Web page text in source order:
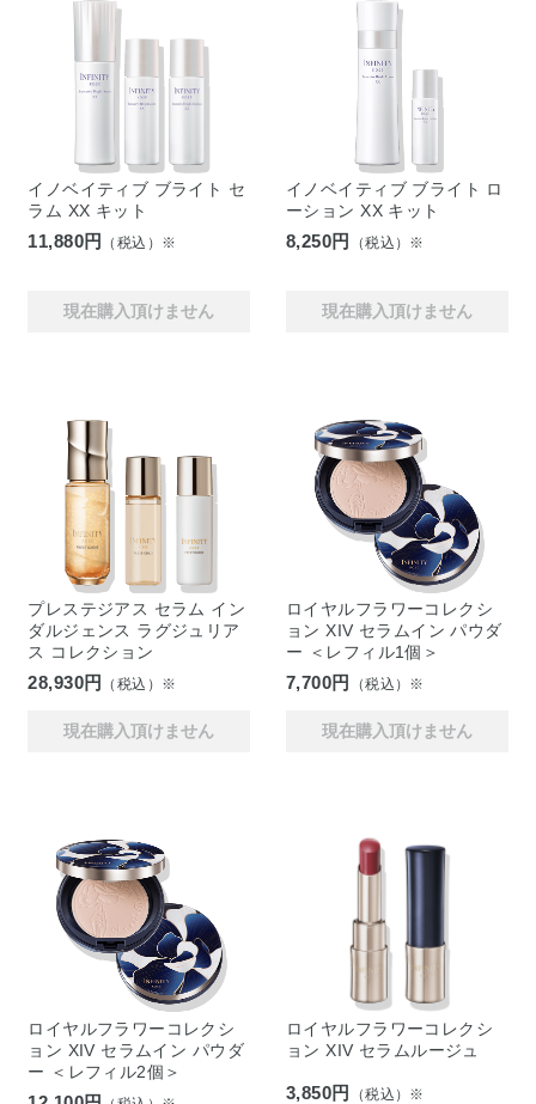
イノベイティブ ブライト セ
ラム XX キット
11,880円 （税込）※
現在購入頂けません
イノベイティブ ブライト ロ
ーション XX キット
8,250円 （税込）※
現在購入頂けません
プレステジアス セラム イン
ダルジェンス ラグジュリア
ス コレクション
28,930円 （税込）※
現在購入頂けません
ロイヤルフラワーコレクシ
ョン XIV セラムイン パウダ
ー ＜レフィル1個＞
7,700円 （税込）※
現在購入頂けません
ロイヤルフラワーコレクシ
ョン XIV セラムイン パウダ
ー ＜レフィル2個＞
ロイヤルフラワーコレクシ
ョン XIV セラムルージュ
3,850円 （税込）※